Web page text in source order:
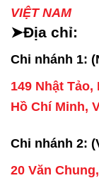
VIỆT NAM
➤Địa chỉ:
Chi nhánh 1:
149 Nhật
Hồ Chí Minh,
Chi nhánh 2:
20 Văn